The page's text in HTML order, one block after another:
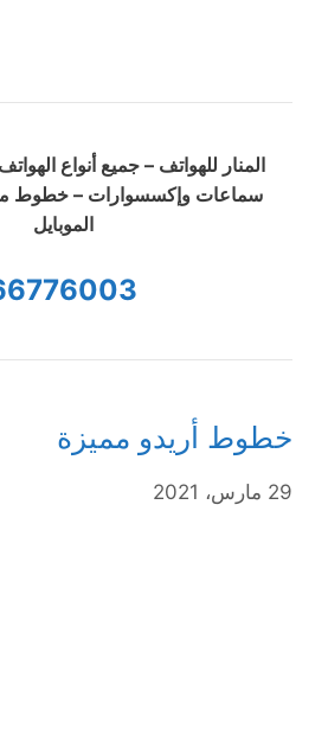
المنار للهواتف – جميع أنواع
سماعات وإكسسوارات – خطوط
الموبايل
خطوط أريدو مميزة
29 مارس، 2021